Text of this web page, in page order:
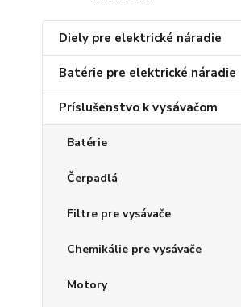
Diely pre elektrické náradie
Batérie pre elektrické náradie
Príslušenstvo k vysávačom
Batérie
Čerpadlá
Filtre pre vysávače
Chemikálie pre vysávače
Motory